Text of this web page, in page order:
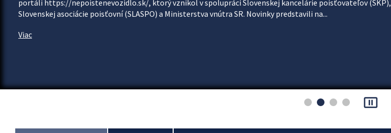
portáli https://nepoistenevozidlo.sk/, ktorý vznikol v spolupráci Slovenskej kancelárie poisťovateľov (SKP),
Slovenskej asociácie poisťovní (SLASPO) a Ministerstva vnútra SR. Novinky predstavili na...
Viac
pause_presentation